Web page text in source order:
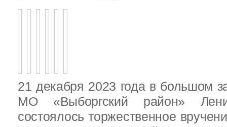
21 декабря 2023 года в большом
МО «Выборгский район»
состоялось торжественное